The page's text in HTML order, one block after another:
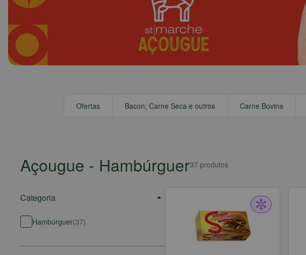
Ofertas Bacon, Carne Seca e outros Carne Bovina
Açougue - Hambúrguer37 produtos
Categoria
Hambúrguer(37)